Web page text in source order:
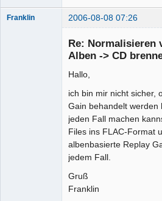
Franklin 2006-08-08 07:26
Re: Normalisieren
Alben -> CD
Hallo,
ich bin mir nicht sicher,
Gain behandelt werden
jeden Fall machen
Files ins FLAC-Format
albenbasierte Replay
jedem Fall.
Gruß
Franklin